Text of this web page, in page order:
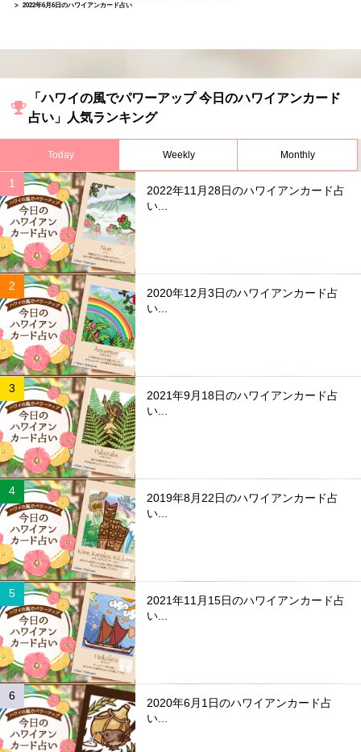
2022年6月6日のハワイアンカード占い
「ハワイの風でパワーアップ 今日のハワイアンカード
占い」人気ランキング
Today Weekly Monthly
2022年11月28日のハワイアンカード占
い...
2020年12月3日のハワイアンカード占
い...
2021年9月18日のハワイアンカード占
い...
2019年8月22日のハワイアンカード占
い...
2021年11月15日のハワイアンカード占
い...
2020年6月1日のハワイアンカード占
い...